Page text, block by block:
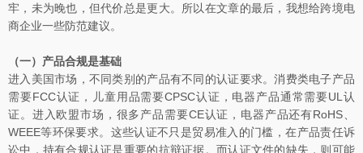
牢，未为晚也，但代价总是更大。所以在文章的最后，我想给跨境电
商企业一些防范建议。
（一）产品合规是基础
进入美国市场，不同类别的产品有不同的认证要求。消费类电子产品
需要FCC认证，儿童用品需要CPSC认证，电器产品通常需要UL认
证。进入欧盟市场，很多产品需要CE认证，电器产品还有RoHS、
WEEE等环保要求。这些认证不只是贸易准入的门槛，在产品责任诉
讼中，持有合规认证是重要的抗辩证据。而认证文件的缺失，则可能